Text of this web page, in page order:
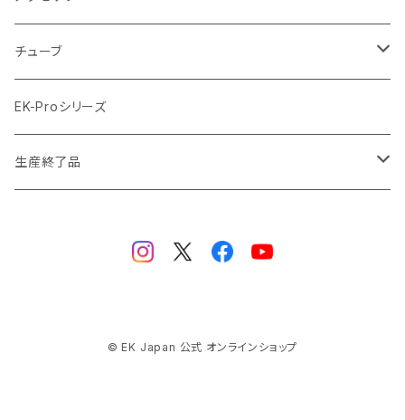
ラジエーターサイズ560mm
ブラック Black
ブラックニッケル BlackNickel
ゴールド Gold
クーラント
マウスパッド
ツール
チューブ
材質
ハード（PETG）
サイズ（OD:外径 / ID:内径）
EK-Proシリーズ
生産終了品
© EK Japan 公式 オンラインショップ